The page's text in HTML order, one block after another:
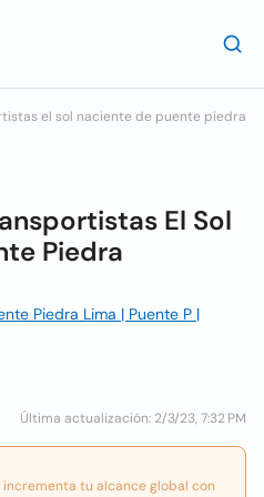
el sol naciente de puente piedra
El Sol
Piedra
Piedra Lima | Puente P |
Última actualización: 2/3/23, 7:32 PM
tu alcance global con